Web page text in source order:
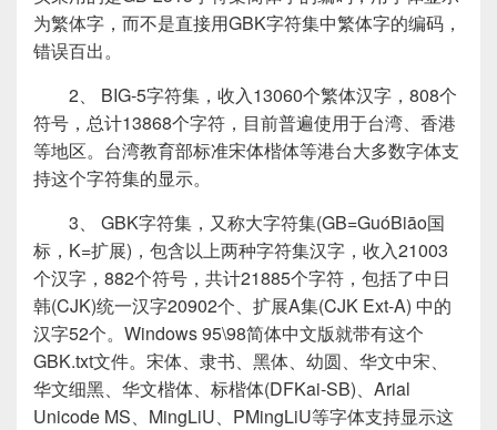
为繁体字，而不是直接用GBK字符集中繁体字的编码，
错误百出。
2、 BIG-5字符集，收入13060个繁体汉字，808个
符号，总计13868个字符，目前普遍使用于台湾、香港
等地区。台湾教育部标准宋体楷体等港台大多数字体支
持这个字符集的显示。
3、 GBK字符集，又称大字符集(GB=GuóBiāo国
标，K=扩展)，包含以上两种字符集汉字，收入21003
个汉字，882个符号，共计21885个字符，包括了中日
韩(CJK)统一汉字20902个、扩展A集(CJK Ext-A) 中的
汉字52个。Windows 95\98简体中文版就带有这个
GBK.txt文件。宋体、隶书、黑体、幼圆、华文中宋、
华文细黑、华文楷体、标楷体(DFKai-SB)、Arial
Unicode MS、MingLiU、PMingLiU等字体支持显示这